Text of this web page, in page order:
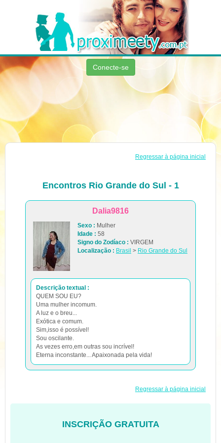
Conecte-se
Regressar à página inicial
Encontros Rio Grande do Sul - 1
Dalia9816
Sexo : Mulher
Idade : 58
Signo do Zodíaco : VIRGEM
Localização : Brasil > Rio Grande do Sul
Descrição textual :
QUEM SOU EU?
Uma mulher incomum.
A luz e o breu...
Exótica e comum.
Sim,isso é possível!
Sou oscilante.
As vezes erro,em outras sou incrível!
Eterna inconstante... Apaixonada pela vida!
Regressar à página inicial
INSCRIÇÃO GRATUITA